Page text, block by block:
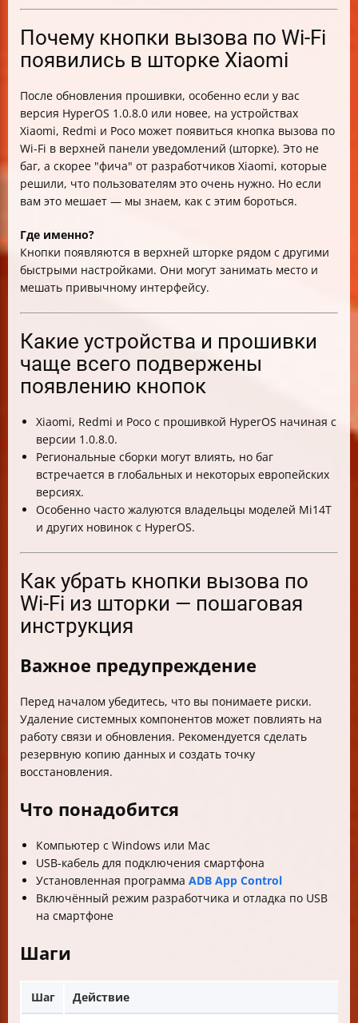
Таблица сравнения методов удаления кнопок вызова
Итог
Почему кнопки вызова по Wi-Fi
появились в шторке Xiaomi
После обновления прошивки, особенно если у вас
версия HyperOS 1.0.8.0 или новее, на устройствах
Xiaomi, Redmi и Poco может появиться кнопка вызова по
Wi-Fi в верхней панели уведомлений (шторке). Это не
баг, а скорее "фича" от разработчиков Xiaomi, которые
решили, что пользователям это очень нужно. Но если
вам это мешает — мы знаем, как с этим бороться.
Где именно?
Кнопки появляются в верхней шторке рядом с другими
быстрыми настройками. Они могут занимать место и
мешать привычному интерфейсу.
Какие устройства и прошивки
чаще всего подвержены
появлению кнопок
Xiaomi, Redmi и Poco с прошивкой HyperOS начиная с
версии 1.0.8.0.
Региональные сборки могут влиять, но баг
встречается в глобальных и некоторых европейских
версиях.
Особенно часто жалуются владельцы моделей Mi14T
и других новинок с HyperOS.
Как убрать кнопки вызова по
Wi-Fi из шторки — пошаговая
инструкция
Важное предупреждение
Перед началом убедитесь, что вы понимаете риски.
Удаление системных компонентов может повлиять на
работу связи и обновления. Рекомендуется сделать
резервную копию данных и создать точку
восстановления.
Что понадобится
Компьютер с Windows или Mac
USB-кабель для подключения смартфона
Установленная программа ADB App Control
Включённый режим разработчика и отладка по USB
на смартфоне
Шаги
Шаг Действие